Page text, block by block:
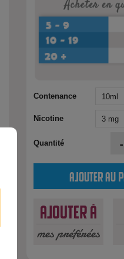
Contenance
Nicotine
Quantité -
Ajouter au
Ajouter à
mes préférées